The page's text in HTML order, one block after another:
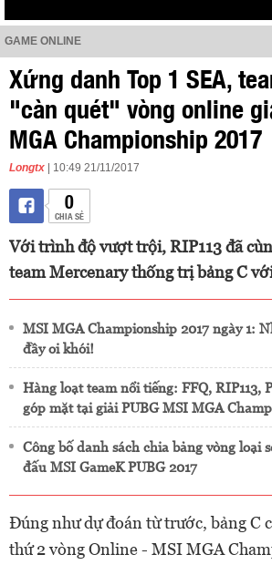
GAME ONLINE
Xứng danh Top 1 SEA,
"càn quét" vòng online
MGA Championship 2017
Longtx | 10:49 21/11/2017
0
CHIA SẺ
Với trình độ vượt trội, RIP113 đã
team Mercenary thống trị bảng C
MSI MGA Championship 2017 ngày 1:
đầy oi khói!
Hàng loạt team nổi tiếng: FFQ, RIP113,
góp mặt tại giải PUBG MSI MGA
Công bố danh sách chia bảng vòng loại
đấu MSI GameK PUBG 2017
Đúng như dự đoán từ trước, bảng C
thứ 2 vòng Online - MSI MGA